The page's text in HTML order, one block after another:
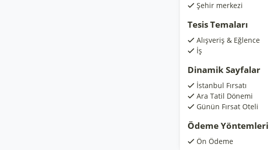
Şehir merkezi
Tesis Temaları
Alışveriş & Eğlence
İş
Dinamik Sayfalar
İstanbul Fırsatı
Ara Tatil Dönemi
Günün Fırsat Oteli
Ödeme Yöntemleri
Ön Ödeme